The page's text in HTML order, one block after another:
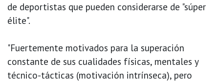
de deportistas que pueden considerarse de "súper
élite".
"Fuertemente motivados para la superación
constante de sus cualidades físicas, mentales y
técnico-tácticas (motivación intrínseca), pero